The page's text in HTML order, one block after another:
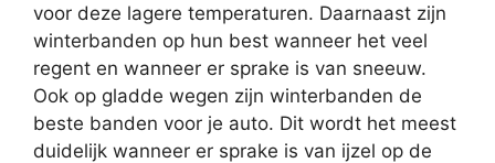
voor deze lagere temperaturen. Daarnaast zijn
winterbanden op hun best wanneer het veel
regent en wanneer er sprake is van sneeuw.
Ook op gladde wegen zijn winterbanden de
beste banden voor je auto. Dit wordt het meest
duidelijk wanneer er sprake is van ijzel op de